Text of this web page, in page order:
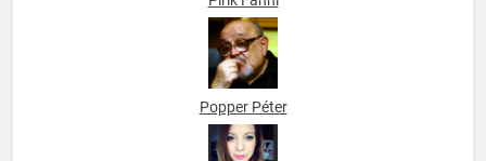
Pirik Fanni
Popper Péter